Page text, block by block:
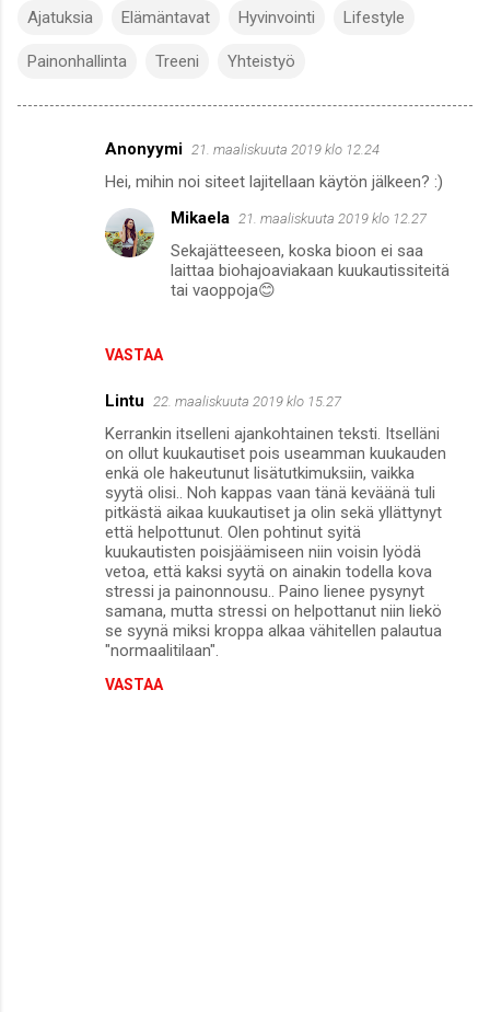
Ajatuksia Elämäntavat Hyvinvointi Lifestyle
Painonhallinta Treeni Yhteistyö
Anonyymi 21. maaliskuuta 2019 klo 12.24
Hei, mihin noi siteet lajitellaan käytön jälkeen? :)
VASTAA
Mikaela 21. maaliskuuta 2019 klo 12.27
Sekajätteeseen, koska bioon ei saa
laittaa biohajoaviakaan kuukautissiteitä
tai vaoppoja😊
Lintu 22. maaliskuuta 2019 klo 15.27
Kerrankin itselleni ajankohtainen teksti. Itselläni
on ollut kuukautiset pois useamman kuukauden
enkä ole hakeutunut lisätutkimuksiin, vaikka
syytä olisi.. Noh kappas vaan tänä keväänä tuli
pitkästä aikaa kuukautiset ja olin sekä yllättynyt
että helpottunut. Olen pohtinut syitä
kuukautisten poisjäämiseen niin voisin lyödä
vetoa, että kaksi syytä on ainakin todella kova
stressi ja painonnousu.. Paino lienee pysynyt
samana, mutta stressi on helpottanut niin liekö
se syynä miksi kroppa alkaa vähitellen palautua
"normaalitilaan".
VASTAA